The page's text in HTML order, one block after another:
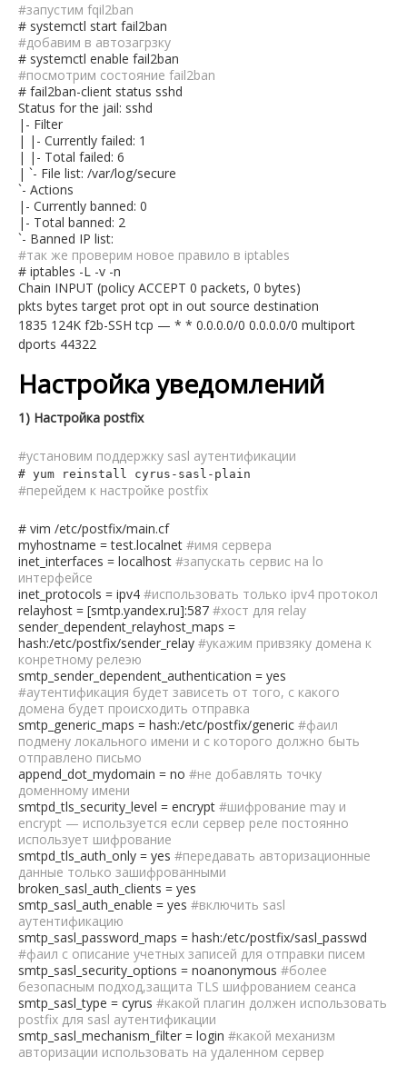
#запустим fqil2ban
# systemctl start fail2ban
#добавим в автозагрзку
# systemctl enable fail2ban
#посмотрим состояние fail2ban
# fail2ban-client status sshd
Status for the jail: sshd
|- Filter
| |- Currently failed: 1
| |- Total failed: 6
| `- File list: /var/log/secure
`- Actions
|- Currently banned: 0
|- Total banned: 2
`- Banned IP list:
#так же проверим новое правило в iptables
# iptables -L -v -n
Chain INPUT (policy ACCEPT 0 packets, 0 bytes)
pkts bytes target prot opt in out source destination
1835 124K f2b-SSH tcp — * * 0.0.0.0/0 0.0.0.0/0 multiport
dports 44322
Настройка уведомлений
1) Настройка postfix
#установим поддержку sasl аутентификации
# yum reinstall cyrus-sasl-plain
#перейдем к настройке postfix
# vim /etc/postfix/main.cf
myhostname = test.localnet #имя сервера
inet_interfaces = localhost #запускать сервис на lo
интерфейсе
inet_protocols = ipv4 #использовать только ipv4 протокол
relayhost = [smtp.yandex.ru]:587 #хост для relay
sender_dependent_relayhost_maps =
hash:/etc/postfix/sender_relay #укажим привзяку домена к
конретному релеэю
smtp_sender_dependent_authentication = yes
#аутентификация будет зависеть от того, с какого
домена будет происходить отправка
smtp_generic_maps = hash:/etc/postfix/generic #фаил
подмену локального имени и с которого должно быть
отправлено письмо
append_dot_mydomain = no #не добавлять точку
доменному имени
smtpd_tls_security_level = encrypt #шифрование may и
encrypt — используется если сервер реле постоянно
использует шифрование
smtpd_tls_auth_only = yes #передавать авторизационные
данные только зашифрованными
broken_sasl_auth_clients = yes
smtp_sasl_auth_enable = yes #включить sasl
аутентификацию
smtp_sasl_password_maps = hash:/etc/postfix/sasl_passwd
#фаил с описание учетных записей для отправки писем
smtp_sasl_security_options = noanonymous #более
безопасным подход,защита TLS шифрованием сеанса
smtp_sasl_type = cyrus #какой плагин должен использовать
postfix для sasl аутентификации
smtp_sasl_mechanism_filter = login #какой механизм
авторизации использовать на удаленном сервер